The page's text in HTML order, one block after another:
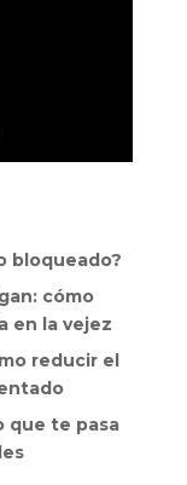
bloqueado?
cómo
en la vejez
reducir el
que te pasa